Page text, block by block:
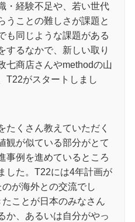
・経験不足や、若い世代
うことの難しさが課題と
も同じような課題がある
するなかで、新しい取り
七商店さんやmethodの山
T22がスタートしまし
たくさん教えていただく
観が似ている部分がとて
事例を進めているところ
した。T22には4年計画が
が海外との交流でし
ことが日本のみなさん
か、あるいは自分がやっ